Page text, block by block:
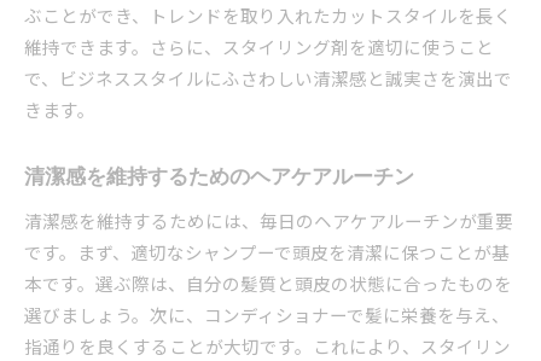
ぶことができ、トレンドを取り入れたカットスタイルを長く
維持できます。さらに、スタイリング剤を適切に使うこと
で、ビジネススタイルにふさわしい清潔感と誠実さを演出で
きます。
清潔感を維持するためのヘアケアルーチン
清潔感を維持するためには、毎日のヘアケアルーチンが重要
です。まず、適切なシャンプーで頭皮を清潔に保つことが基
本です。選ぶ際は、自分の髪質と頭皮の状態に合ったものを
選びましょう。次に、コンディショナーで髪に栄養を与え、
指通りを良くすることが大切です。これにより、スタイリン